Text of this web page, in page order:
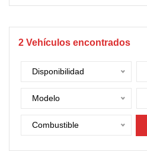
2 Vehículos encontrados
Disponibilidad
Modelo
Combustible